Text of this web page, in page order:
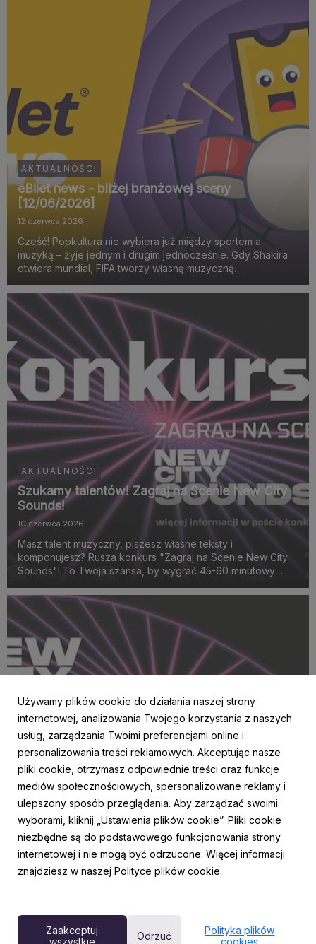
AKTUALNOŚCI
eBilet news - bliżej branżowej sceny
[12/06/2026]
12 czerwca 2026
Cześć! Popkultura nie wybiera już między sportem a
muzyką – żyje jednym i drugim jednocześnie. Gdy Shakira
otwiera mundial, FIFA tworzy własną muzyczną
viralowe momenty, widać wyraźnie, że największe emocje
rodzą si...
AKTUALNOŚCI
Szukamy talentów! Zagraj na Scenie New City
Sounds!
10 czerwca 2026
Masz talent muzyczny, piszesz własne teksty i
komponujesz? Rusza konkurs "Zagraj na Scenie New City
Sounds"! To Twoja szansa, by wygrać 45-60 minutowy
Norblina już 19 lipca 2026 roku o godz. 18:00!
AKTUALNOŚCI
Młoda energia w sercu stolicy! Do Fabryki
Norblina powraca cykl koncertów New City
Sounds
8 czerwca 2026
Warszawa ponownie stanie się miejscem odkrywania
nowych talentów. eBilet, we współpracy z Kayax oraz
Fundacją Fabryki Norblina, zaprasza na drugą edycję cyklu
goś...
Używamy plików cookie do działania naszej strony
internetowej, analizowania Twojego korzystania z naszych
usług, zarządzania Twoimi preferencjami online i
personalizowania treści reklamowych. Akceptując nasze
pliki cookie, otrzymasz odpowiednie treści oraz funkcje
mediów społecznościowych, spersonalizowane reklamy i
ulepszony sposób przeglądania. Aby zarządzać swoimi
wyborami, kliknij „Ustawienia plików cookie”. Pliki cookie
niezbędne są do podstawowego funkcjonowania strony
internetowej i nie mogą być odrzucone. Więcej informacji
znajdziesz w naszej Polityce plików cookie.
Zaakceptuj
wszystkie
Odrzuć
Polityka plików
cookies